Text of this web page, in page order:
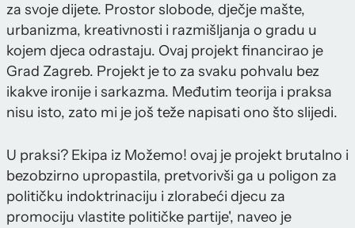
za svoje dijete. Prostor slobode, dječje mašte,
urbanizma, kreativnosti i razmišljanja o gradu u
kojem djeca odrastaju. Ovaj projekt financirao je
Grad Zagreb. Projekt je to za svaku pohvalu bez
ikakve ironije i sarkazma. Međutim teorija i praksa
nisu isto, zato mi je još teže napisati ono što slijedi.
U praksi? Ekipa iz Možemo! ovaj je projekt brutalno i
bezobzirno upropastila, pretvorivši ga u poligon za
političku indoktrinaciju i zlorabeći djecu za
promociju vlastite političke partije', naveo je